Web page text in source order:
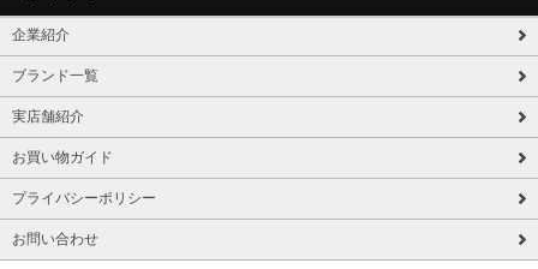
企業紹介
ブランド一覧
実店舗紹介
お買い物ガイド
プライバシーポリシー
お問い合わせ